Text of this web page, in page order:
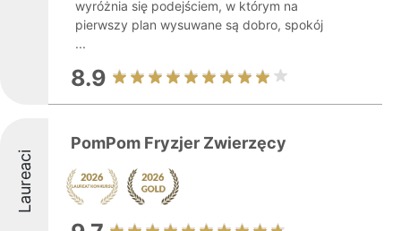
wyróżnia się podejściem, w którym na
pierwszy plan wysuwane są dobro, spokój
...
8.9
Laureaci
PomPom Fryzjer Zwierzęcy